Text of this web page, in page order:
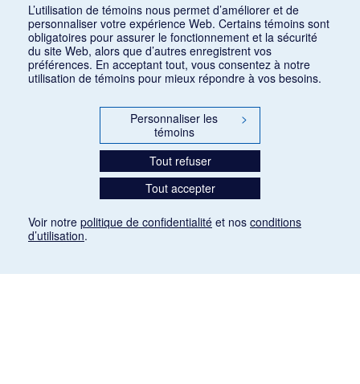
L’utilisation de témoins nous permet d’améliorer et de
personnaliser votre expérience Web. Certains témoins sont
obligatoires pour assurer le fonctionnement et la sécurité
du site Web, alors que d’autres enregistrent vos
préférences. En acceptant tout, vous consentez à notre
utilisation de témoins pour mieux répondre à vos besoins.
Personnaliser les
témoins
>
Tout refuser
Tout accepter
Voir notre politique de confidentialité et nos conditions
d’utilisation.